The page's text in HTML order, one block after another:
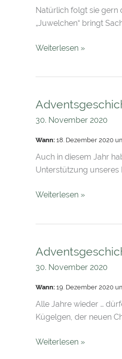
Natürlich folgt sie gern
„Juwelchen“ bringt
Hofmann
Weiterlesen »
30. November 2020
Wann: 18. Dezember 2020
Auch in diesem Jahr
Unterstützung unseres
Adventsgeschichten
digital
René
Kindermann
Weiterlesen »
30. November 2020
Wann: 19. Dezember 2020
Alle Jahre wieder …
Kügelgen, der neuen
Adventsgeschichten
digital
Christina
Ludwig
Weiterlesen »